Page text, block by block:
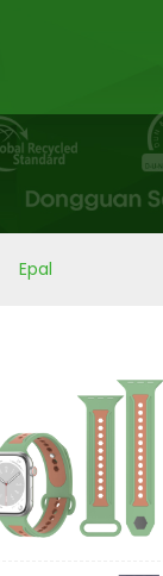
Epal